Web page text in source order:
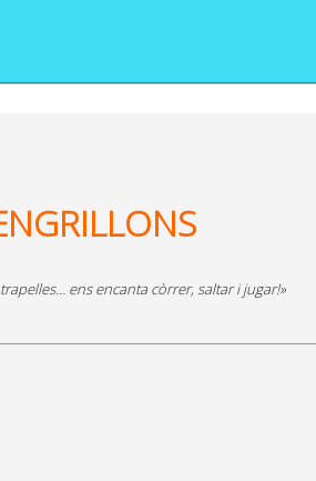
ens encanta còrrer, saltar i jugar!»